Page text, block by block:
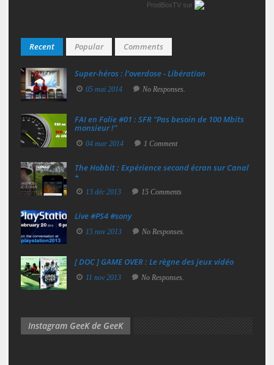
ProdBoxTV sur
Recent Popular Comments
Super‑héros : l’overdose - Libération
05 mai 2014 No Responses.
FAI en Folie #01 : SFR "Pas besoin de 100 Mbits
monsieur !"
04 mar 2014 1 Comment
The Hobbit : Expérience second écran sur Canal
+
13 déc 2013 15 Comments
Live #PS4 #sony
15 nov 2013 No Responses.
[ DOC ] GAME OVER : Le règne des jeux vidéo
11 nov 2013 No Responses.
Instagram GeeK de GeeK